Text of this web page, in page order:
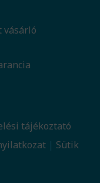
vásárló
tájékoztató
Sütik